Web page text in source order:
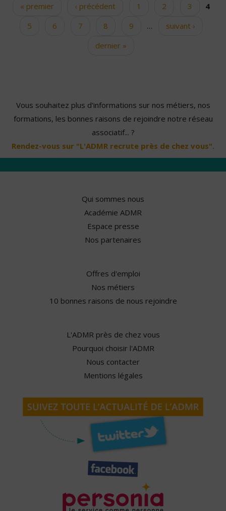
Pages« premier ‹ précédent 1 2 3
4
5
6 7 8 9 …
suivant ›
dernier »
Vous souhaitez plus d'informations sur nos métiers, nos
formations, les bonnes raisons de rejoindre notre réseau
associatif... ?
Rendez-vous sur "L'ADMR recrute près de chez vous".
Qui sommes nous
Académie ADMR
Espace presse
Nos partenaires
Offres d'emploi
Nos métiers
10 bonnes raisons de nous rejoindre
L'ADMR près de chez vous
Pourquoi choisir l'ADMR
Nous contacter
Mentions légales